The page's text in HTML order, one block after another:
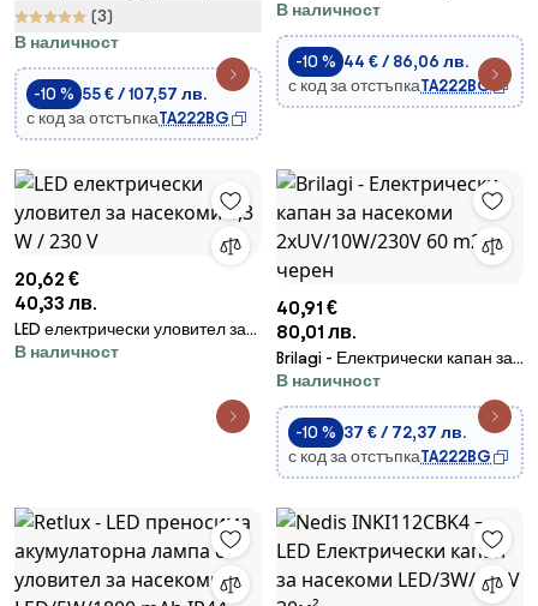
насекоми 2x10W/230V 100 м²
(3)
В наличност
-10 % 55 € / 107,57 лв.
с код за отстъпкаTA222BG
на насекоми 2xUV/15W/230V за
80 m2
В наличност
-10 % 44 € / 86,06 лв.
с код за отстъпкаTA222BG
20,62 €
40,33 лв.
LED електрически уловител за
насекоми 3,3 W / 230 V
В наличност
40,91 €
80,01 лв.
Brilagi - Електрически капан за
насекоми 2xUV/10W/230V 60
m2 черен
В наличност
-10 % 37 € / 72,37 лв.
с код за отстъпкаTA222BG